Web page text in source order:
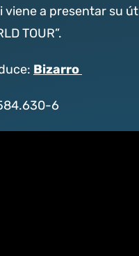
viene a presentar su
TOUR”.
Bizarro
6